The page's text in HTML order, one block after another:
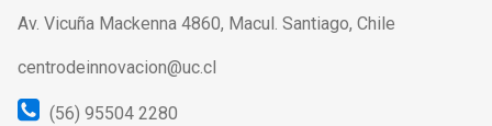
Av. Vicuña Mackenna 4860, Macul. Santiago, Chile
centrodeinnovacion@uc.cl
(56) 95504 2280